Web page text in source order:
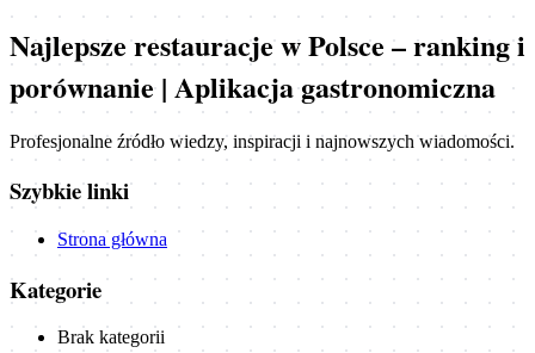
Najlepsze restauracje w Polsce – ranking i
porównanie | Aplikacja gastronomiczna
Profesjonalne źródło wiedzy, inspiracji i najnowszych wiadomości.
Szybkie linki
Strona główna
Kategorie
Brak kategorii